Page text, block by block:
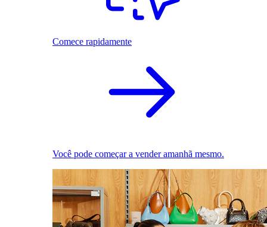
Comece rapidamente
Você pode começar a vender amanhã mesmo.